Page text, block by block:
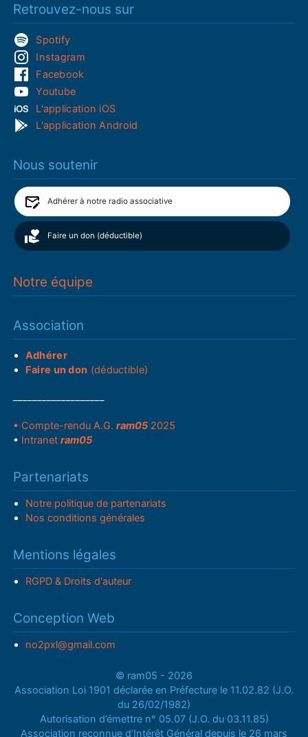
Retrouvez-nous sur
Spotify
Instagram
Facebook
Youtube
L'application iOS
L'application Android
Nous soutenir
Adhérer à notre radio associative
Faire un don (déductible)
Notre équipe
Association
Adhérer
Faire un don (déductible)
• Compte-rendu A.G.ram05 2025
• Intranetram05
Partenariats
Notre politique de partenariats
Nos conditions générales
Mentions légales
RGPD & Droits d'auteur
Conception Web
no2pxl@gmail.com
© ram05 - 2026
Association Loi 1901 déclarée en Préfecture le 11.02.82 (J.O.
du 26/02/1982)
Autorisation d’émettre n° 05.07 (J.O. du 03.11.85)
Association reconnue d’Intérêt Général depuis le 26 mars